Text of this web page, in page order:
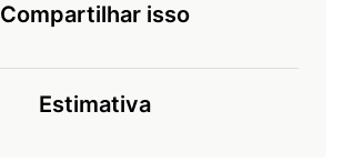
Compartilhar isso
Estimativa